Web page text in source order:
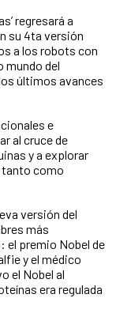
regresará a
su 4ta versión
a los robots con
mundo del
últimos avances
e
al cruce de
y a explorar
tanto como
versión del
más
el premio Nobel de
y el médico
el Nobel al
era regulada